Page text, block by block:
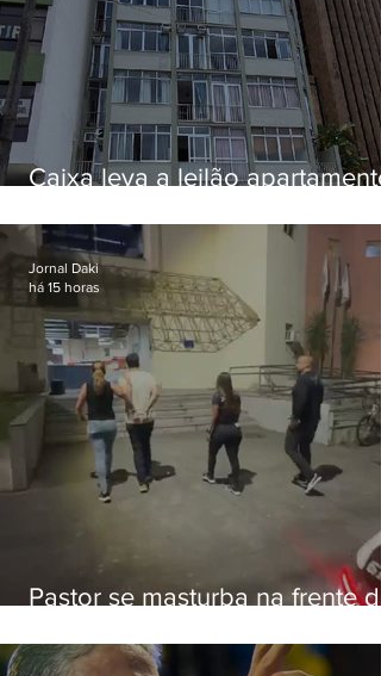
Caixa leva a leilão apartamento
Botafogo
Pastor se masturba na frente de
Jornal Daki
há 15 horas